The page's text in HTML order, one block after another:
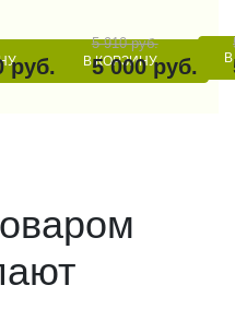
руб. В КОРЗИНУ
5 910 руб.
5 000 руб.